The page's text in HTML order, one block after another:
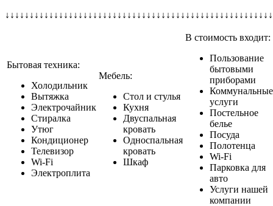
Бытовая техника:
Холодильник
Вытяжка
Электрочайник
Стиралка
Утюг
Кондиционер
Телевизор
Wi-Fi
Электроплита
Мебель:
Стол и стулья
Кухня
Двуспальная
кровать
Односпальная
кровать
Шкаф
В стоимость входит:
Пользование
бытовыми
приборами
Коммунальные
услуги
Постельное
белье
Посуда
Полотенца
Wi-Fi
Парковка для
авто
Услуги нашей
компании